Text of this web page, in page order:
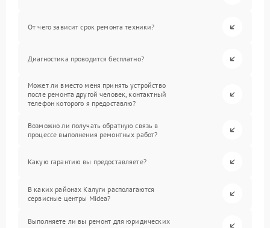
От чего зависит срок ремонта техники?
Диагностика проводится бесплатно?
Может ли вместо меня принять устройство
после ремонта другой человек, контактный
телефон которого я предоставлю?
Возможно ли получать обратную связь в
процессе выполнения ремонтных работ?
Какую гарантию вы предоставляете?
В каких районах Калуги располагаются
сервисные центры Midea?
Выполняете ли вы ремонт для юридических